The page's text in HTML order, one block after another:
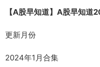
【A股早知道】A股早知
更新月份
2024年1月合集